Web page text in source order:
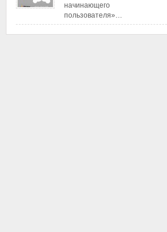
начинающего
пользователя»…